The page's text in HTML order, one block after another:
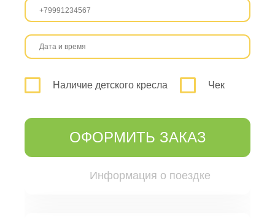
Наличие детского кресла Чек
ОФОРМИТЬ ЗАКАЗ
Информация о поездке